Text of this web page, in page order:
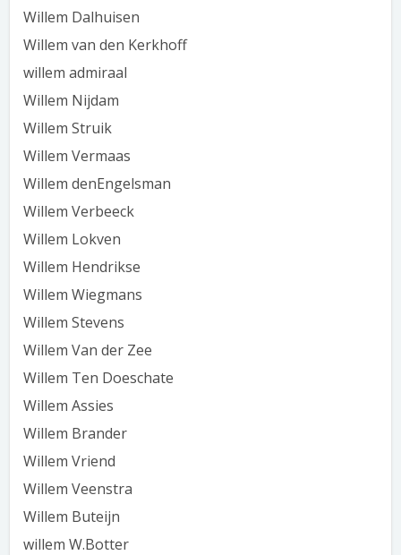
Willem Dalhuisen
Willem van den Kerkhoff
willem admiraal
Willem Nijdam
Willem Struik
Willem Vermaas
Willem denEngelsman
Willem Verbeeck
Willem Lokven
Willem Hendrikse
Willem Wiegmans
Willem Stevens
Willem Van der Zee
Willem Ten Doeschate
Willem Assies
Willem Brander
Willem Vriend
Willem Veenstra
Willem Buteijn
willem W.Botter